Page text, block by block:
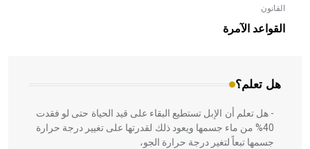
القانون
القواعد الآمرة
هل تعلم؟
- هل تعلم أن الأبلق نوع من الفنون الهندسية التي ارتبطت
بالعمارة الإسلامية في بلاد الشام ومصر خاصة، حيث يحرص
المعمار على بناء مداميكه وخاصة في الواجهات
- هل تعلم أن الإبل تستطيع البقاء على قيد الحياة حتى لو فقدت
40% من ماء جسمها ويعود ذلك لقدرتها على تغيير درجة حرارة
جسمها تبعاً لتغير درجة حرارة الجو،